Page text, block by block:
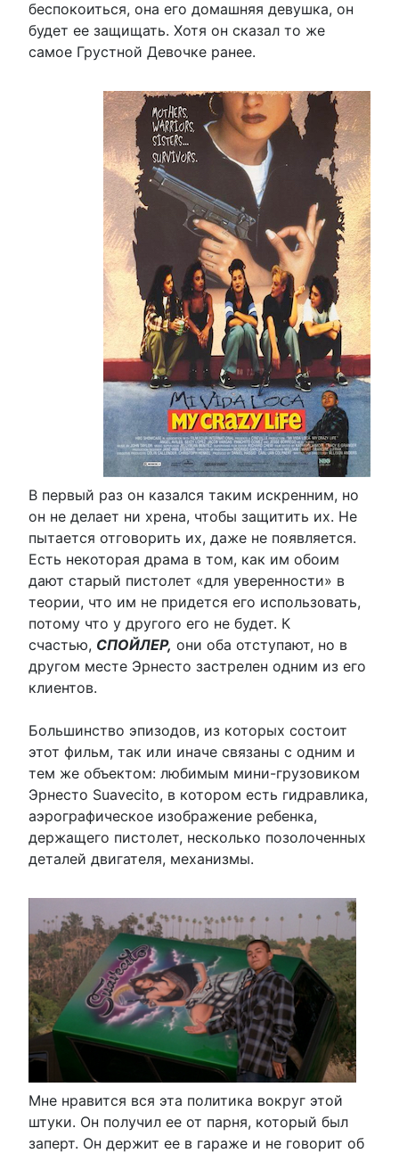
беспокоиться, она его домашняя девушка, он
будет ее защищать. Хотя он сказал то же
самое Грустной Девочке ранее.
В первый раз он казался таким искренним, но
он не делает ни хрена, чтобы защитить их. Не
пытается отговорить их, даже не появляется.
Есть некоторая драма в том, как им обоим
дают старый пистолет «для уверенности» в
теории, что им не придется его использовать,
потому что у другого его не будет. К
счастью, СПОЙЛЕР, они оба отступают, но в
другом месте Эрнесто застрелен одним из его
клиентов.
Большинство эпизодов, из которых состоит
этот фильм, так или иначе связаны с одним и
тем же объектом: любимым мини-грузовиком
Эрнесто Suavecito, в котором есть гидравлика,
аэрографическое изображение ребенка,
держащего пистолет, несколько позолоченных
деталей двигателя, механизмы.
Мне нравится вся эта политика вокруг этой
штуки. Он получил ее от парня, который был
заперт. Он держит ее в гараже и не говорит об